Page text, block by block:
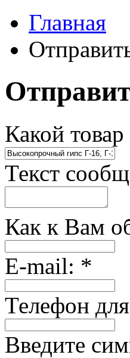
Главная
Какой
Текст
Как к Вам
E-mail: *
Телефон
Введите